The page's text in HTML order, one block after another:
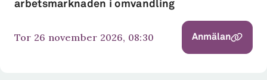
arbetsmarknaden i omvandling
tor 26 november 2026, 08:30 Anmälan